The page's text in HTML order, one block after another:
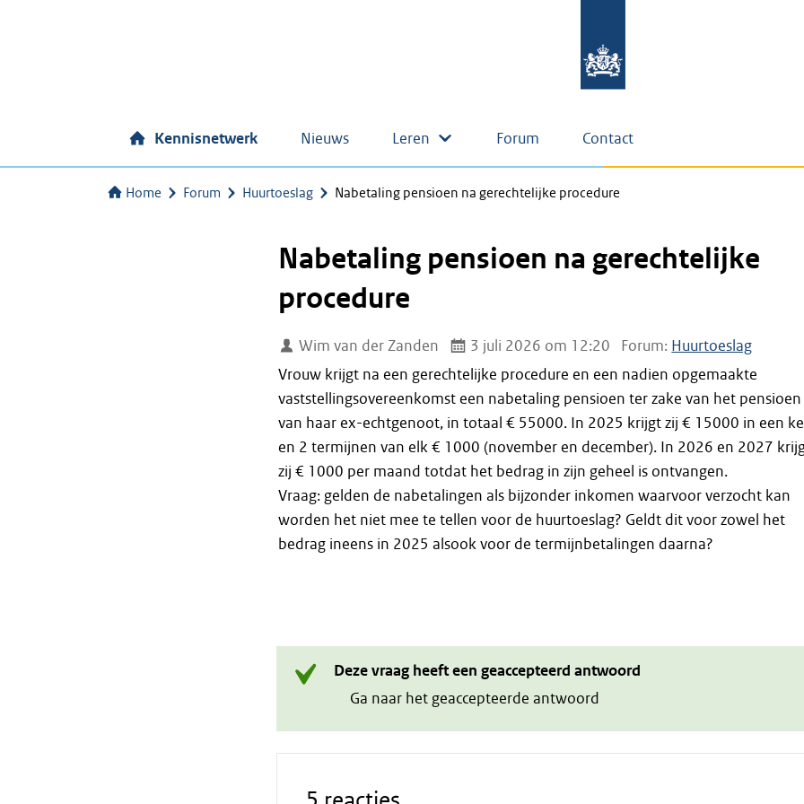
Kennisnetwerk Nieuws Leren Forum Contact
Home Forum Huurtoeslag Nabetaling pensioen na gerechtelijke procedure
Nabetaling pensioen na gerechtelijke
procedure
Wim van der Zanden 3 juli 2026 om 12:20 Forum: Huurtoeslag
Vrouw krijgt na een gerechtelijke procedure en een nadien opgemaakte
vaststellingsovereenkomst een nabetaling pensioen ter zake van het pensioen
van haar ex-echtgenoot, in totaal € 55000. In 2025 krijgt zij € 15000 in een
en 2 termijnen van elk € 1000 (november en december). In 2026 en 2027
zij € 1000 per maand totdat het bedrag in zijn geheel is ontvangen.
Vraag: gelden de nabetalingen als bijzonder inkomen waarvoor verzocht kan
worden het niet mee te tellen voor de huurtoeslag? Geldt dit voor zowel het
bedrag ineens in 2025 alsook voor de termijnbetalingen daarna?
Deze vraag heeft een geaccepteerd antwoord
Ga naar het geaccepteerde antwoord